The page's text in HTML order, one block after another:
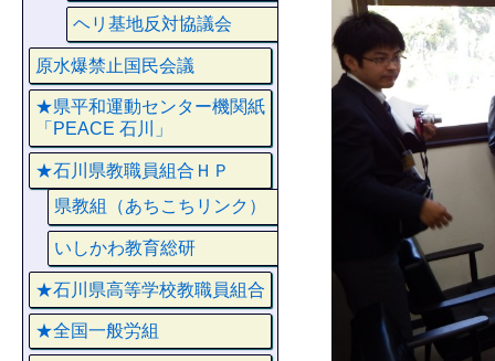
ヘリ基地反対協議会
原水爆禁止国民会議
★県平和運動センター機関紙
「PEACE 石川」
★石川県教職員組合ＨＰ
県教組（あちこちリンク）
いしかわ教育総研
★石川県高等学校教職員組合
★全国一般労組